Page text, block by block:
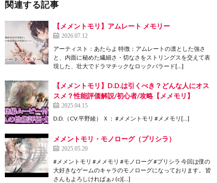
関連する記事
【メメントモリ】アムレート メモリー
2026.07.12
アーティスト：あたらよ 特徴：アムレートの凛とした強さ
と、内面に秘めた繊細さ・切なさをストリングスを交えて表
現した、壮大でドラマチックなロックバラード[…]
【メメントモリ】D.D.は引くべき？どんな人にオス
スメ？性能評価解説/初心者/攻略【メメモリ】
2025.04.15
D.D.（CV.平野綾） Ｘ： #メメントモリ #メメモリ[…]
メメントモリ・モノローグ（プリシラ）
2025.05.20
#メメントモリ #メメモリ #モノローグ #プリシラ 今回は僕の
大好きなゲームのキャラのモノローグになっております。 皆
さんもよろしければぁ♪ (c)[…]